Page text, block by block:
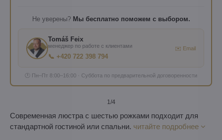
Не уверены? Мы бесплатно поможем с выбором.
Tomáš Feix
менеджер по работе с клиентами
📞 +420 722 398 794
✉️ Email
🕐 Пн–Пт 8:00–16:00 · Суббота по предварительной договоренности
1/4
Современная люстра с шестью рожками подходит для
стандартной гостиной или спальни. читайте подробнее